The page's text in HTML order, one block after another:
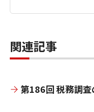
関連記事
第186回 税務調